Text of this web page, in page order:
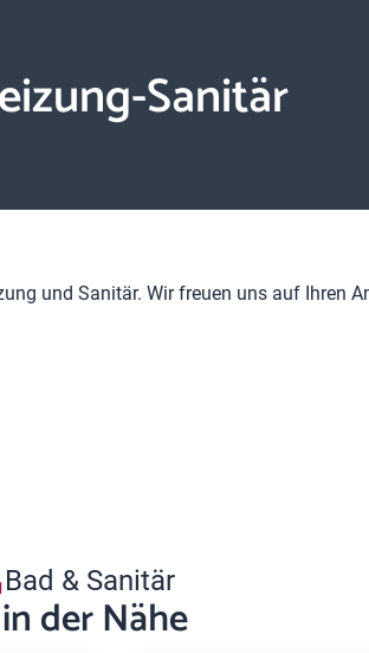
Sanitär
und Sanitär. Wir freuen uns auf Ihren
Bad & Sanitär
der Nähe